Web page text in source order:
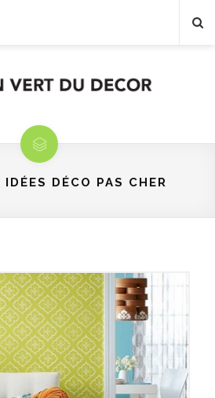
IDÉES DÉCO PAS CHER